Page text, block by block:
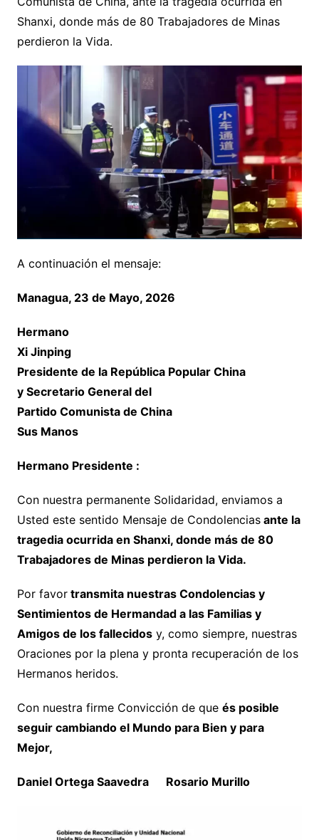
Shanxi, donde más de 80 Trabajadores de Minas
perdieron la Vida.
A continuación el mensaje:
Managua, 23 de Mayo, 2026
Hermano
Xi Jinping
Presidente de la República Popular China
y Secretario General del
Partido Comunista de China
Sus Manos
Hermano Presidente :
Con nuestra permanente Solidaridad, enviamos a
Usted este sentido Mensaje de Condolenciasante la
tragedia ocurrida en Shanxi, donde más de 80
Trabajadores de Minas perdieron la Vida.
Por favortransmita nuestras Condolencias y
Sentimientos de Hermandad a las Familias y
Amigos de los fallecidosy, como siempre, nuestras
Oraciones por la plena y pronta recuperación de los
Hermanos heridos.
Con nuestra firme Convicción de que és posible
seguir cambiando el Mundo para Bien y para
Mejor,
Daniel Ortega Saavedra Rosario Murillo